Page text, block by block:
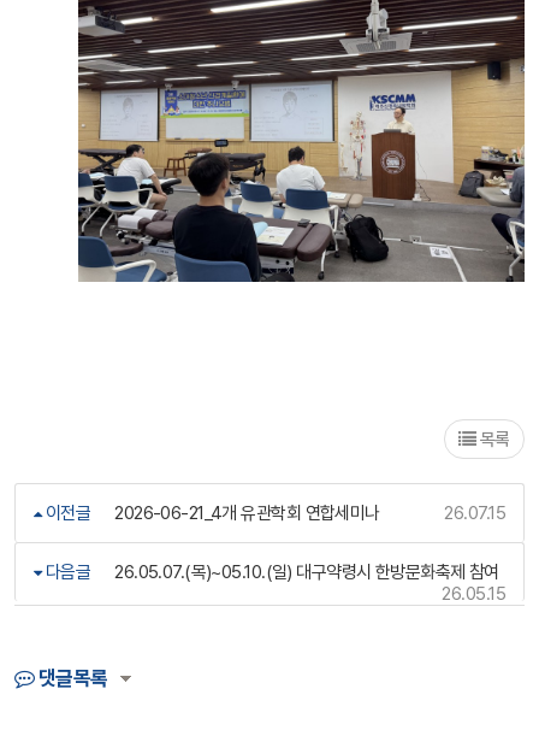
목록
이전글 2026-06-21_4개 유관학회 연합세미나 26.07.15
다음글
26.05.07.(목)~05.10.(일) 대구약령시 한방문화축제 참여
26.05.15
댓글목록